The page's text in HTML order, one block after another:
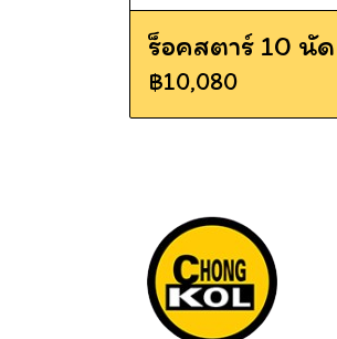
ร็อคสตาร์ 10 นัด
฿10,080